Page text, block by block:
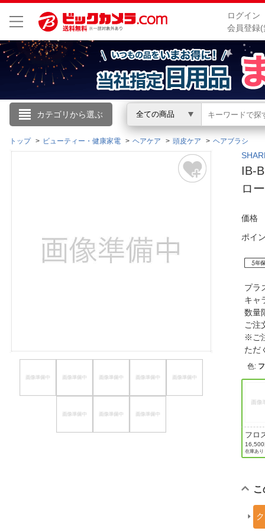
ログイン
会員登録(
カテゴリから選ぶ 全ての商品
こんにちは
ログイン
閲覧履歴
トップ ビューティー・健康家電 ヘアケア 頭皮ケア ヘアブラシ
IB-
ロ
価格
ポイ
プラ
キャ
数量
ご注
※ご
ただ
色:
フロ
ホワ
ハロ
16,500
在庫あり